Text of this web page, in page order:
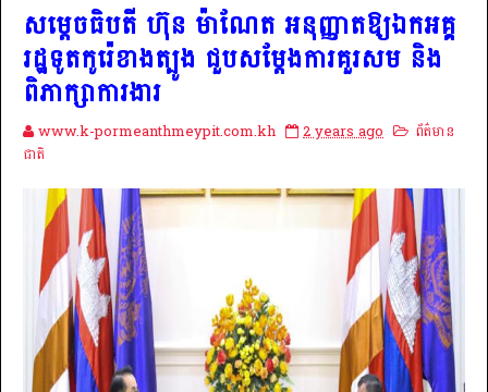
សម្តេចធិបតី ហ៊ុន ម៉ាណែត អនុញ្ញាតឱ្យឯកអគ្គ
រដ្ឋទូតកូរ៉េខាងត្បូង ជួបសម្តែងការគួរសម និង
ពិភាក្សាការងារ
www.k-pormeanthmeypit.com.kh 2 years ago
ព័ត៌មាន
ជាតិ